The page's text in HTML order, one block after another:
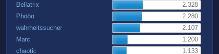
Bellatrix
2.328
Phööö
2.280
wahrheitssucher
2.107
Marc
1.200
chaotic
1.133